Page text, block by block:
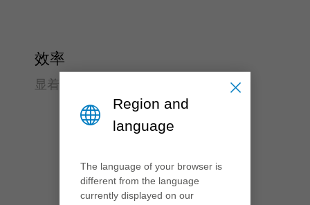
效率
显着降低成本
Region and
language
The language of your browser is
different from the language
currently displayed on our